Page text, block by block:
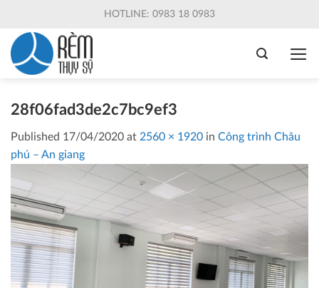
content
HOTLINE: 0983 18 0983
28f06fad3de2c7bc9ef3
Published 17/04/2020 at 2560 × 1920 in Công trình Châu
phú – An giang